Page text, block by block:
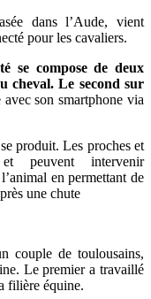
dans l’Aude, vient
pour les cavaliers.
se compose de deux
cheval. Le second sur
son smartphone via
produit. Les proches et
peuvent intervenir
en permettant de
une chute
couple de toulousains,
Le premier a travaillé
filière équine.